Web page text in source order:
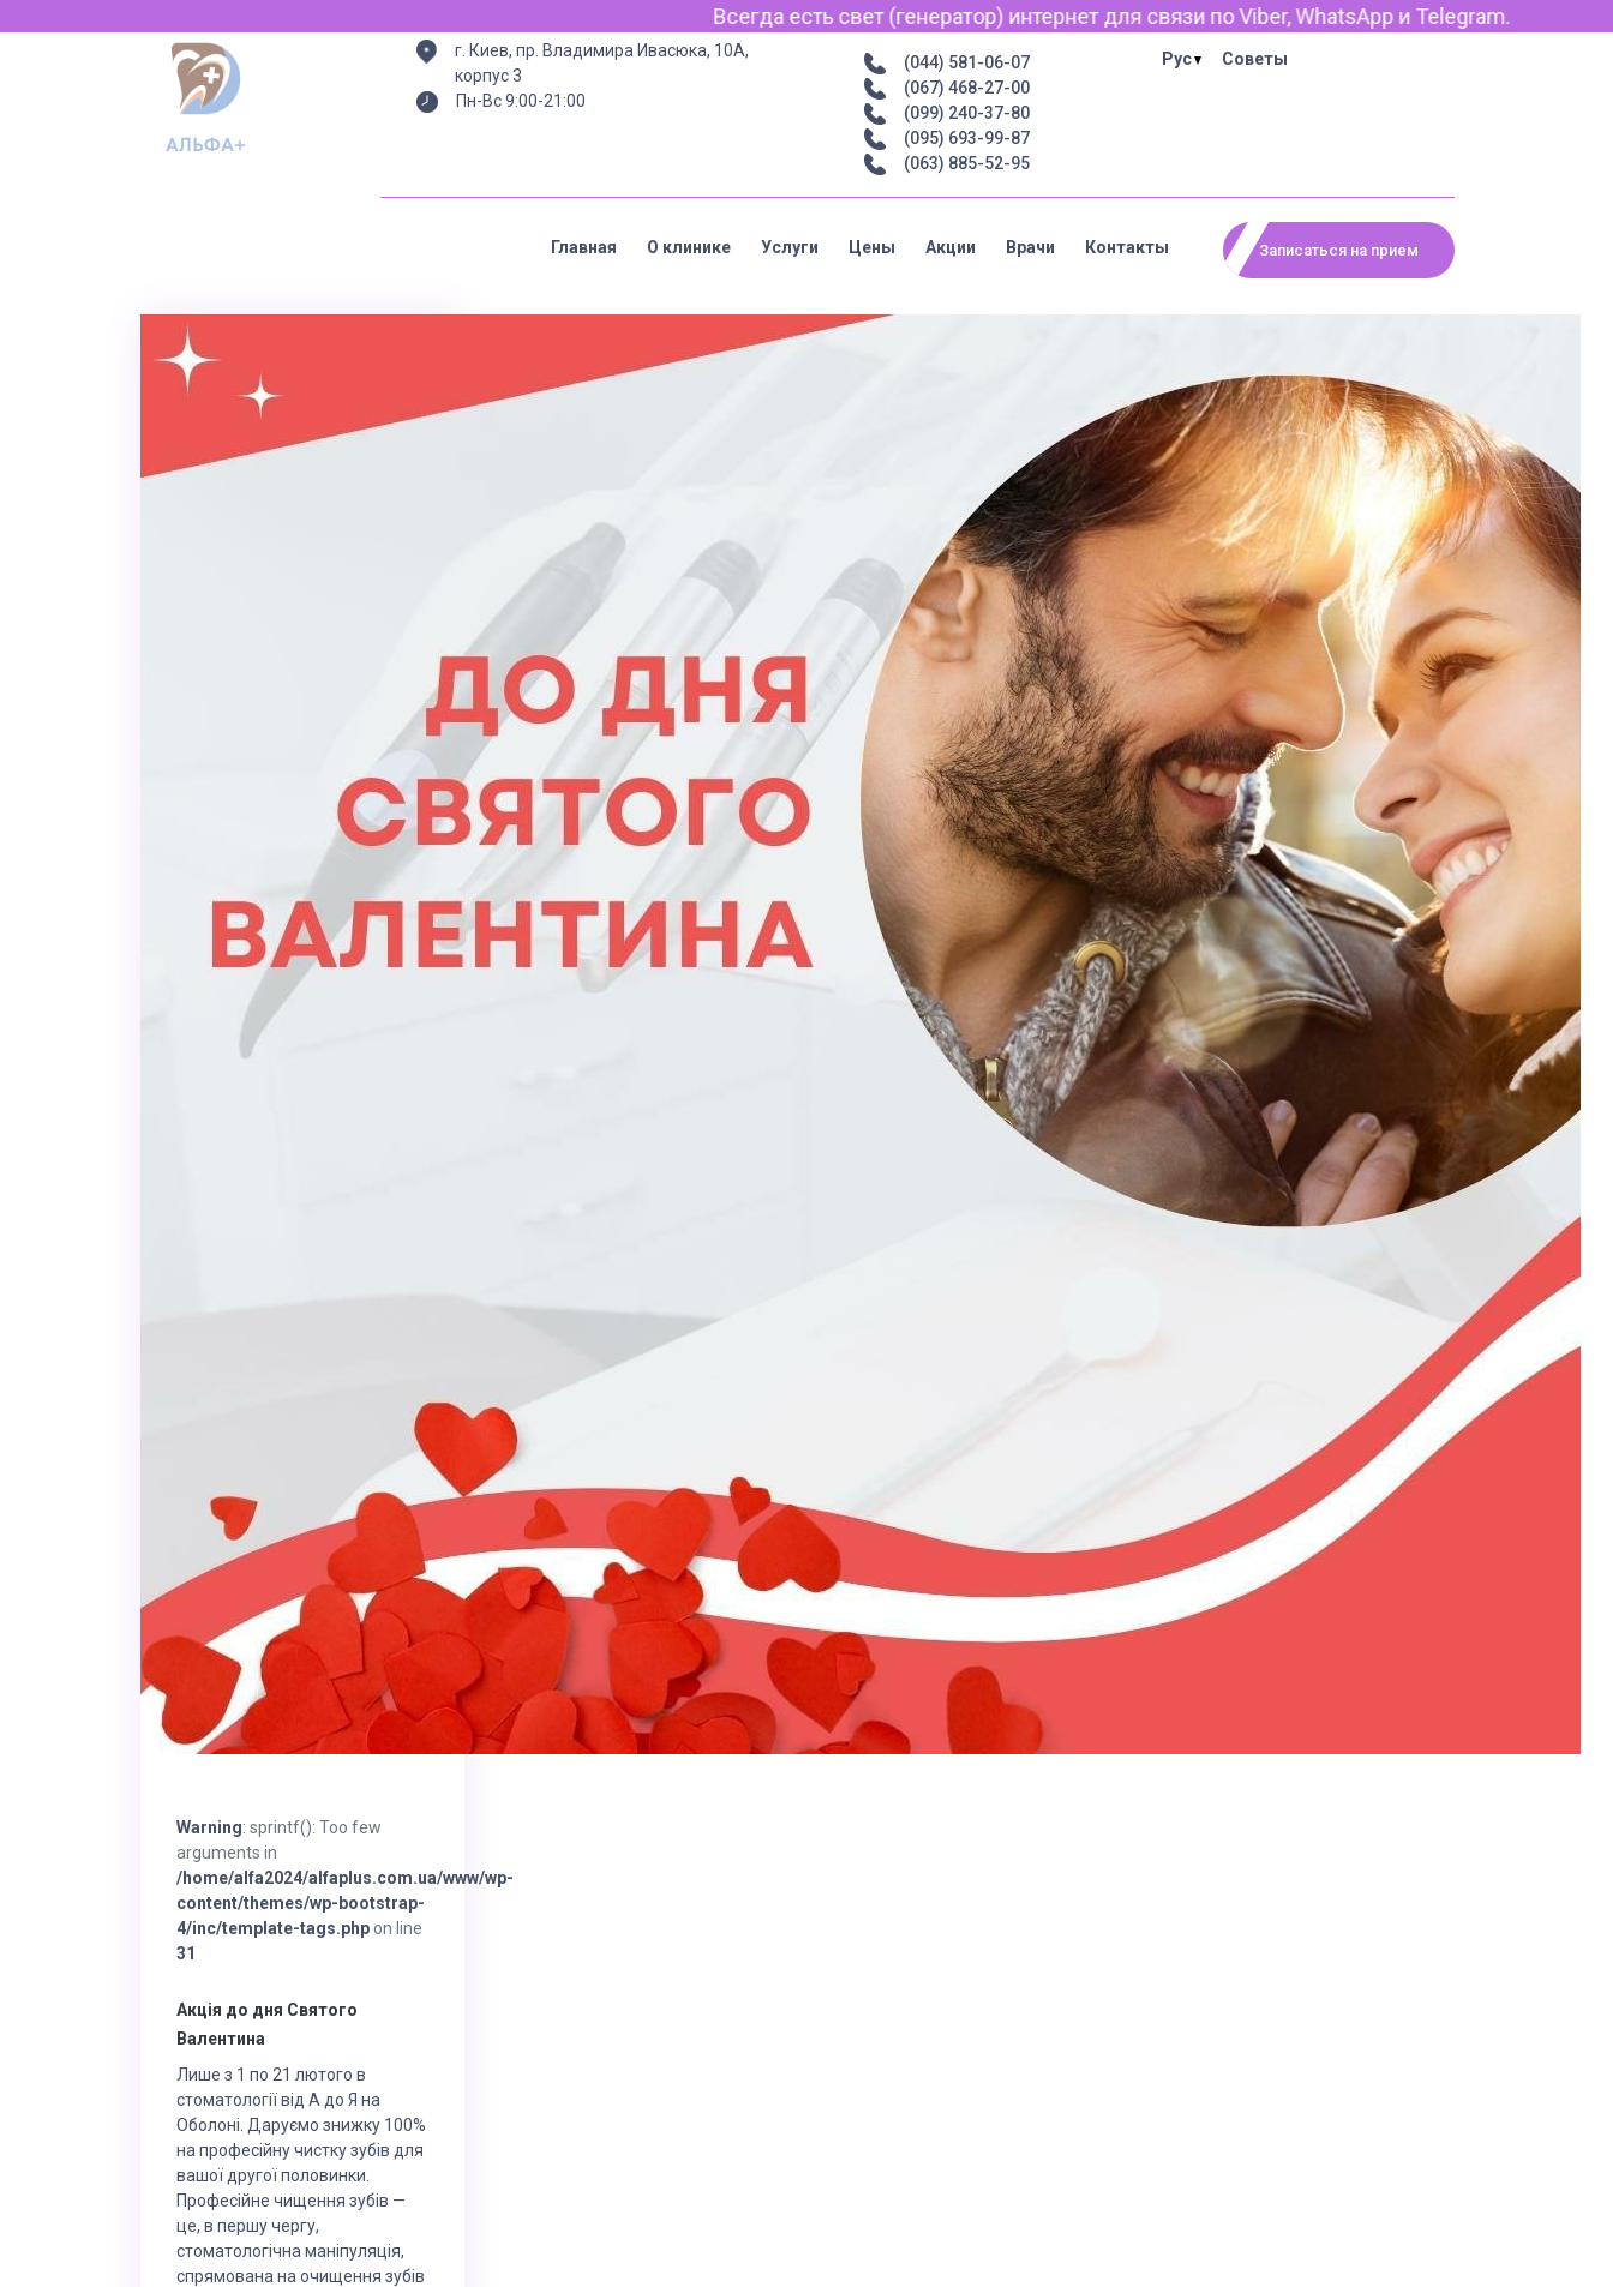
Всегда есть свет (генератор) интернет для связи по Viber, WhatsApp и Telegram.
г. Киев, пр. Владимира Ивасюка, 10А,
корпус 3
Пн-Вс 9:00-21:00
(044) 581-06-07
(067) 468-27-00
(099) 240-37-80
(095) 693-99-87
(063) 885-52-95
Рус Советы
Главная О клинике Услуги Цены Акции Врачи Контакты Записаться на прием
Warning: sprintf(): Too few
arguments in
/home/alfa2024/alfaplus.com.ua/www/wp-
content/themes/wp-bootstrap-
4/inc/template-tags.php on line
31
Акція до дня Святого
Валентина
Лише з 1 по 21 лютого в
стоматології від А до Я на
Оболоні. Даруємо знижку 100%
на професійну чистку зубів для
вашої другої половинки.
Професійне чищення зубів —
це, в першу чергу,
стоматологічна маніпуляція,
спрямована на очищення зубів